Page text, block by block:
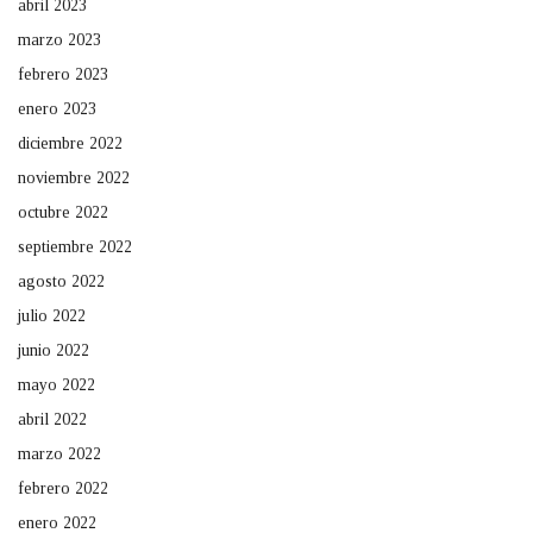
abril 2023
marzo 2023
febrero 2023
enero 2023
diciembre 2022
noviembre 2022
octubre 2022
septiembre 2022
agosto 2022
julio 2022
junio 2022
mayo 2022
abril 2022
marzo 2022
febrero 2022
enero 2022